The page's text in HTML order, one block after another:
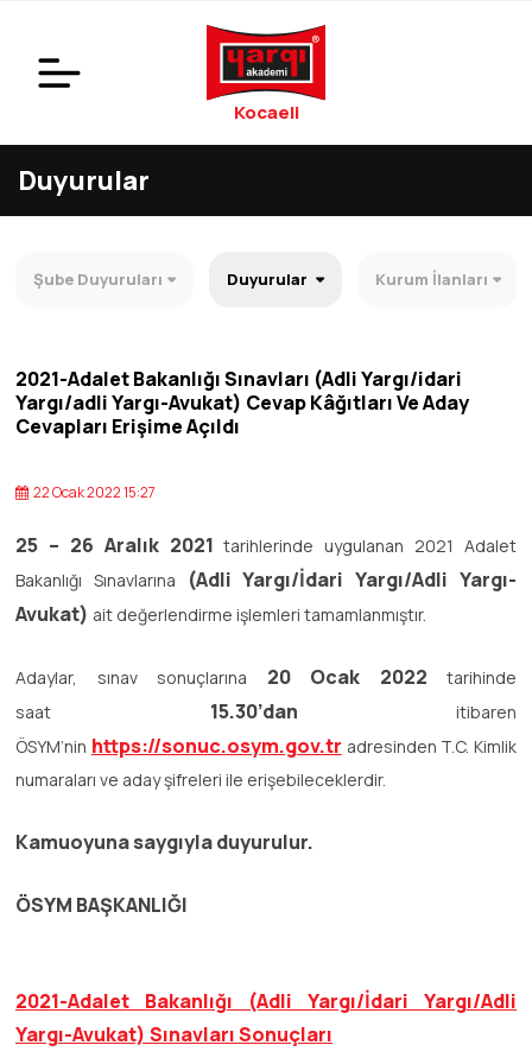
Kocaeli
Duyurular
Şube Duyuruları Duyurular Kurum İlanları
2021-Adalet Bakanlığı Sınavları (Adli Yargı/idari
Yargı/adli Yargı-Avukat) Cevap Kâğıtları Ve Aday
Cevapları Erişime Açıldı
22 Ocak 2022 15:27
25 – 26 Aralık 2021 tarihlerinde uygulanan 2021 Adalet
Bakanlığı Sınavlarına
(Adli Yargı/İdari Yargı/Adli Yargı-
Avukat) ait değerlendirme işlemleri tamamlanmıştır.
Adaylar, sınav sonuçlarına 20 Ocak 2022 tarihinde
saat 15.30’dan itibaren
ÖSYM’nin https://sonuc.osym.gov.tr adresinden T.C. Kimlik
numaraları ve aday şifreleri ile erişebileceklerdir.
Kamuoyuna saygıyla duyurulur.
ÖSYM BAŞKANLIĞI
2021-Adalet Bakanlığı (Adli Yargı/İdari Yargı/Adli
Yargı-Avukat) Sınavları Sonuçları